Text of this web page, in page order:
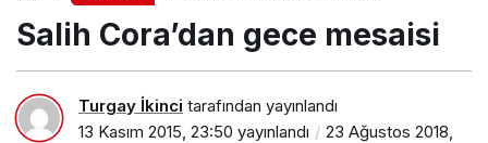
Salih Cora’dan gece mesaisi
Turgay İkinci tarafından yayınlandı
13 Kasım 2015, 23:50 yayınlandı
23 Ağustos 2018,